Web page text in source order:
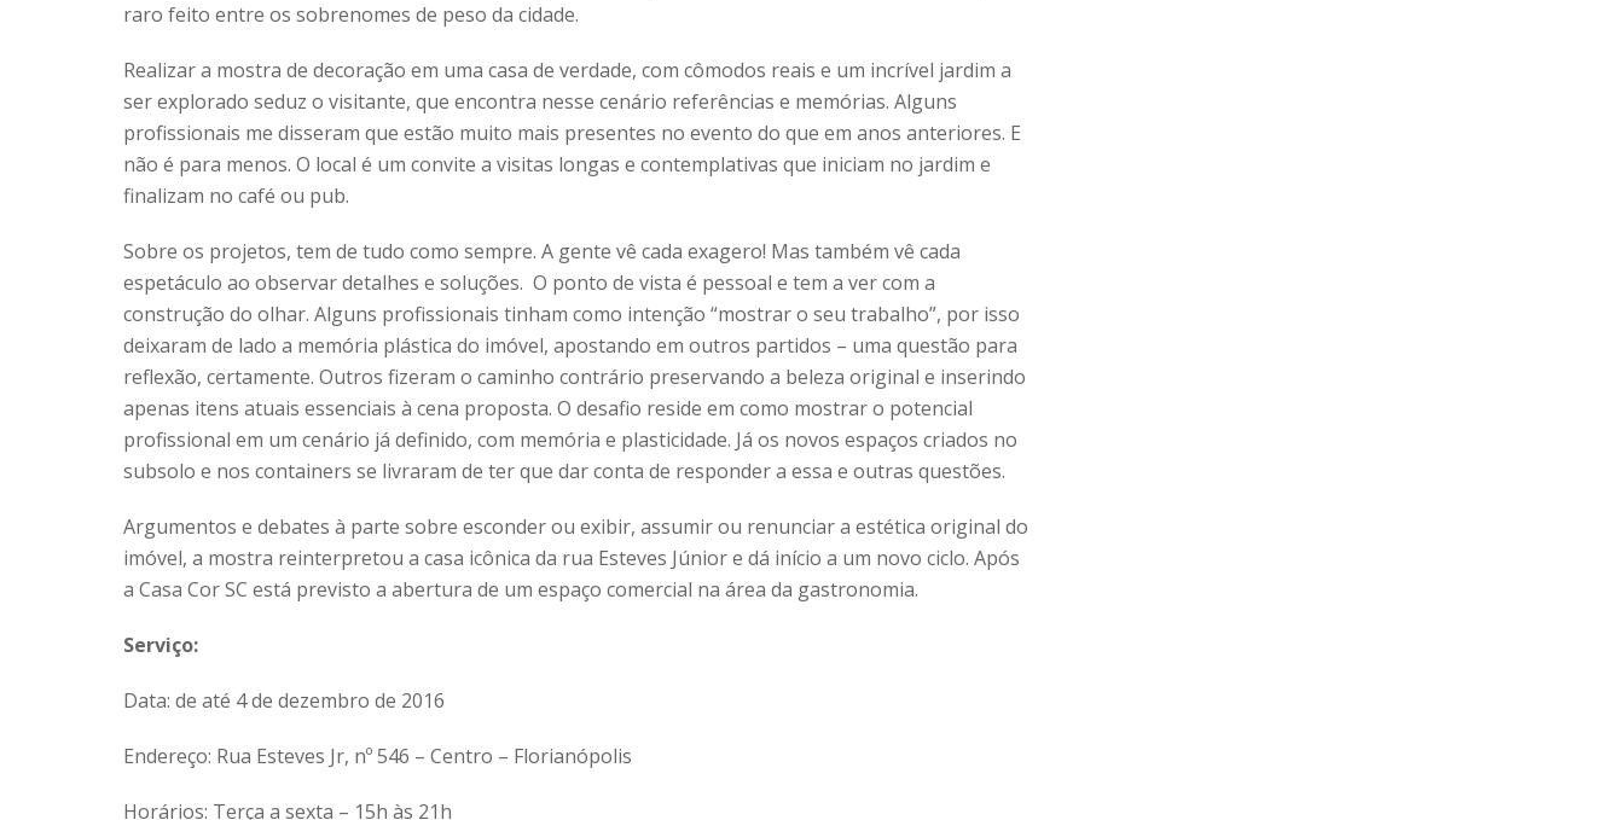
raro feito entre os sobrenomes de peso da cidade.
Realizar a mostra de decoração em uma casa de verdade, com cômodos reais e um incrível jardim a
ser explorado seduz o visitante, que encontra nesse cenário referências e memórias. Alguns
profissionais me disseram que estão muito mais presentes no evento do que em anos anteriores. E
não é para menos. O local é um convite a visitas longas e contemplativas que iniciam no jardim e
finalizam no café ou pub.
Sobre os projetos, tem de tudo como sempre. A gente vê cada exagero! Mas também vê cada
espetáculo ao observar detalhes e soluções. O ponto de vista é pessoal e tem a ver com a
construção do olhar. Alguns profissionais tinham como intenção “mostrar o seu trabalho”, por isso
deixaram de lado a memória plástica do imóvel, apostando em outros partidos – uma questão para
reflexão, certamente. Outros fizeram o caminho contrário preservando a beleza original e inserindo
apenas itens atuais essenciais à cena proposta. O desafio reside em como mostrar o potencial
profissional em um cenário já definido, com memória e plasticidade. Já os novos espaços criados no
subsolo e nos containers se livraram de ter que dar conta de responder a essa e outras questões.
Argumentos e debates à parte sobre esconder ou exibir, assumir ou renunciar a estética original do
imóvel, a mostra reinterpretou a casa icônica da rua Esteves Júnior e dá início a um novo ciclo. Após
a Casa Cor SC está previsto a abertura de um espaço comercial na área da gastronomia.
Serviço:
Data: de até 4 de dezembro de 2016
Endereço: Rua Esteves Jr, nº 546 – Centro – Florianópolis
Horários: Terça a sexta – 15h às 21h